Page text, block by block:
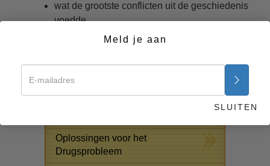
wat de grootste conflicten uit de geschiedenis
voedde
Hoe conflicten aangewakkerd blijven worden
leven kunt vinden
Begin nu >>
GRATIS ONLINE CURSUSSEN
Oplossingen voor het
Drugsprobleem
Meld je aan
SLUITEN